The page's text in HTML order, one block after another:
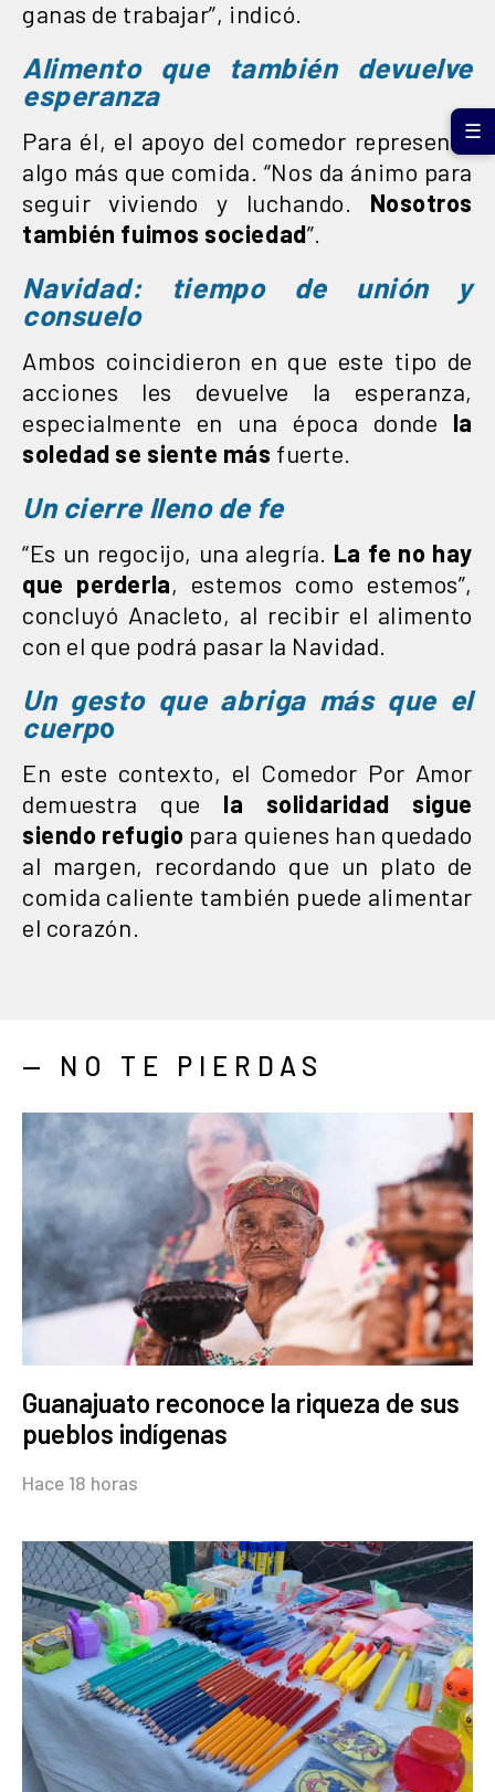
ganas de trabajar”, indicó.
Alimento que también devuelve
esperanza
Para él, el apoyo del comedor representa
algo más que comida. “Nos da ánimo para
seguir viviendo y luchando. Nosotros
también fuimos sociedad”.
Navidad: tiempo de unión y
consuelo
Ambos coincidieron en que este tipo de
acciones les devuelve la esperanza,
especialmente en una época donde la
soledad se siente más fuerte.
Un cierre lleno de fe
“Es un regocijo, una alegría. La fe no hay
que perderla, estemos como estemos”,
concluyó Anacleto, al recibir el alimento
con el que podrá pasar la Navidad.
Un gesto que abriga más que el
cuerpo
En este contexto, el Comedor Por Amor
demuestra que la solidaridad sigue
siendo refugio para quienes han quedado
al margen, recordando que un plato de
comida caliente también puede alimentar
el corazón.
— NO TE PIERDAS
Guanajuato reconoce la riqueza de sus
pueblos indígenas
Hace 18 horas
☰